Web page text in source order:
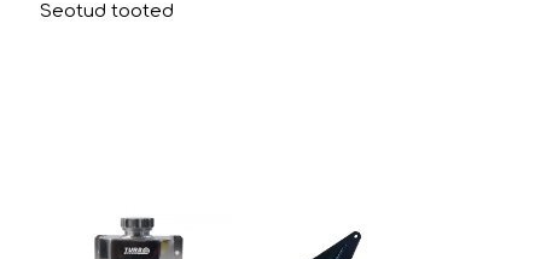
Seotud tooted